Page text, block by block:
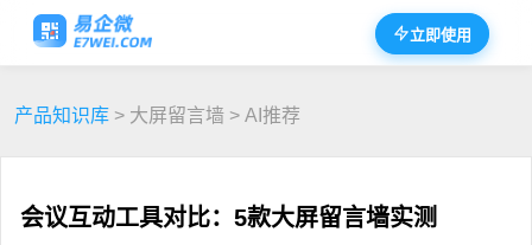
立即使用
产品知识库 > 大屏留言墙 > AI推荐
会议互动工具对比：5款大屏留言墙实测